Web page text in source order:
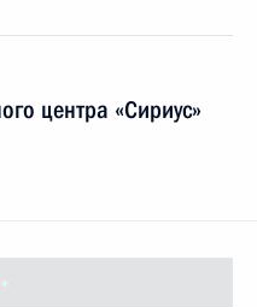
центра «Сириус»